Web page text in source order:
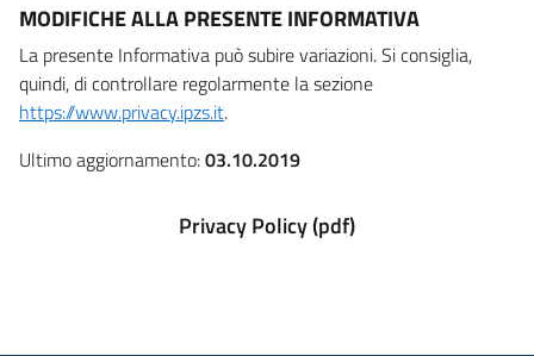
MODIFICHE ALLA PRESENTE INFORMATIVA
La presente Informativa può subire variazioni. Si consiglia,
quindi, di controllare regolarmente la sezione
https://www.privacy.ipzs.it.
Ultimo aggiornamento:03.10.2019
Privacy Policy (pdf)